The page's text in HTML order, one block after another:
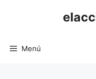
Menú